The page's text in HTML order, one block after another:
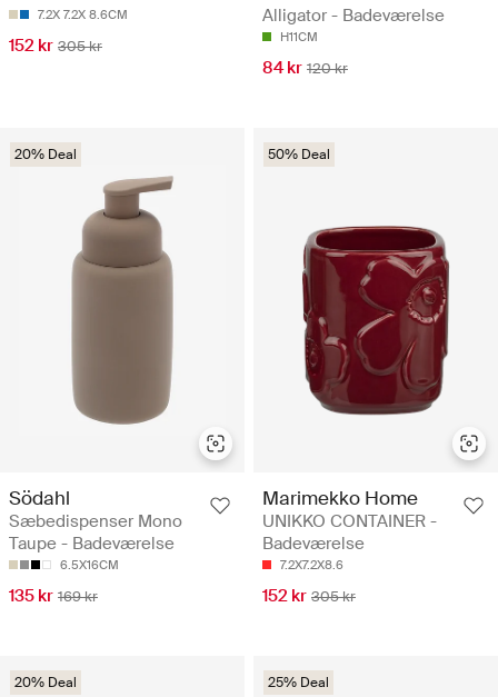
7.2X 7.2X 8.6CM
152 kr 305 kr
Alligator - Badeværelse
H11CM
84 kr 120 kr
20% Deal
Södahl
Sæbedispenser Mono
Taupe - Badeværelse
6.5X16CM
135 kr 169 kr
50% Deal
Marimekko Home
UNIKKO CONTAINER -
Badeværelse
7.2X7.2X8.6
152 kr 305 kr
20% Deal 25% Deal